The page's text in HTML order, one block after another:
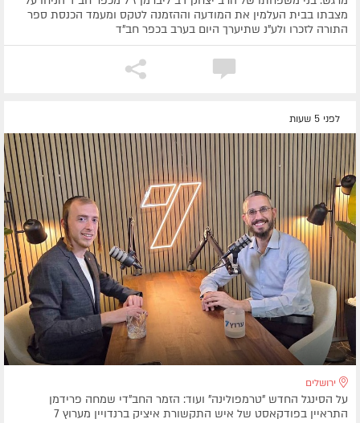
מצבתו בבית העלמין את המודעה וההזמנה לטקס ומעמד הכנסת ספר
התורה לזכרו ולע"נ שתיערך היום בערב בכפר חב"ד
לפני 5 שעות
ירושלים
על הסינגל החדש "טרמפולינה" ועוד: הזמר החב"די שמחה פרידמן
התראיין בפודקאסט של איש התקשורת איציק ברנדויין מערוץ 7